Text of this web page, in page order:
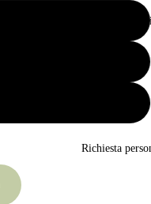
Richiesta